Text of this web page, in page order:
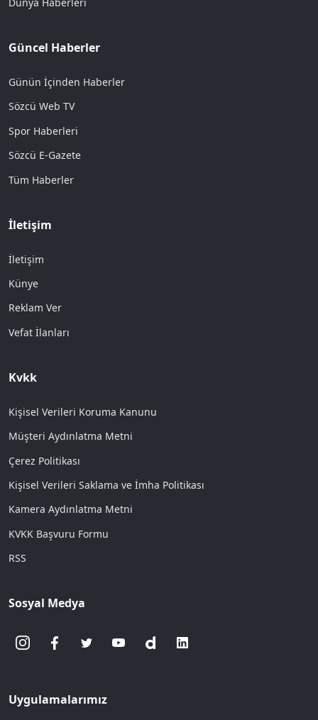
Güncel Haberler
Günün İçinden Haberler
Sözcü Web TV
Spor Haberleri
Sözcü E-Gazete
Tüm Haberler
İletişim
İletişim
Künye
Reklam Ver
Vefat İlanları
Kvkk
Kişisel Verileri Koruma Kanunu
Müşteri Aydınlatma Metni
Çerez Politikası
Kişisel Verileri Saklama ve İmha Politikası
Kamera Aydınlatma Metni
KVKK Başvuru Formu
RSS
Sosyal Medya
Uygulamalarımız